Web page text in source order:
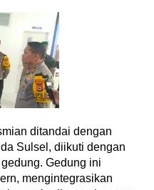
ditandai dengan
Sulsel, diikuti dengan
Gedung ini
mengintegrasikan